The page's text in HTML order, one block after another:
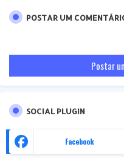
POSTAR UM
Postar
SOCIAL PLUGIN
Facebook